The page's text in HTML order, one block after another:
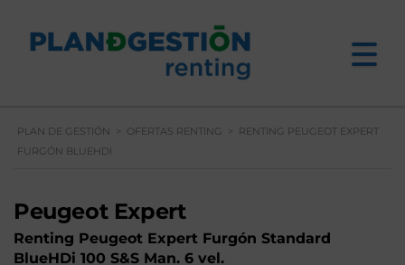
PLAN DE GESTIÓN > OFERTAS RENTING > RENTING PEUGEOT EXPERT
FURGÓN BLUEHDI
Peugeot Expert
Renting Peugeot Expert Furgón Standard
BlueHDi 100 S&S Man. 6 vel.